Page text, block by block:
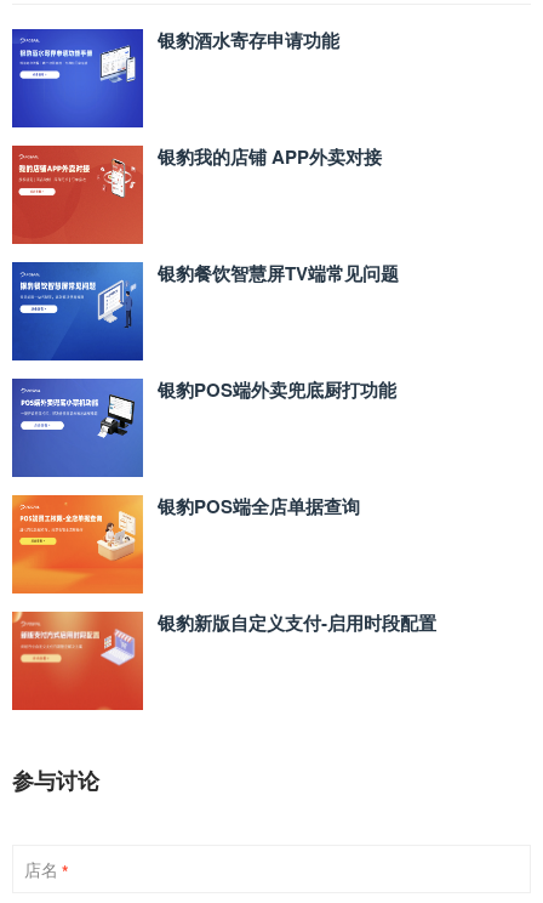
银豹酒水寄存申请功能
银豹我的店铺 APP外卖对接
银豹餐饮智慧屏TV端常见问题
银豹POS端外卖兜底厨打功能
银豹POS端全店单据查询
银豹新版自定义支付‑启用时段配置
参与讨论
店名 *